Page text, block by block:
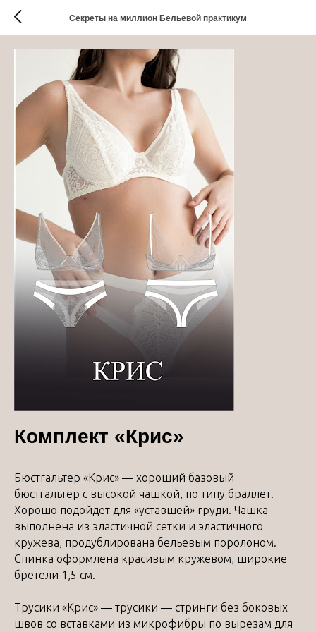
Секреты на миллион Бельевой практикум
Комплект «Крис»
Бюстгальтер «Крис» — хороший базовый
бюстгальтер с высокой чашкой, по типу браллет.
Хорошо подойдет для «уставшей» груди. Чашка
выполнена из эластичной сетки и эластичного
кружева, продублирована бельевым поролоном.
Спинка оформлена красивым кружевом, широкие
бретели 1,5 см.
Трусики «Крис» — трусики — стринги без боковых
швов со вставками из микрофибры по вырезам для